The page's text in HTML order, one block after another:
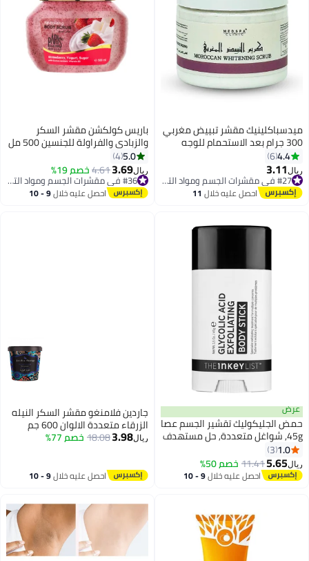
ميدسباكلينيك مقشر تبييض مغربي
300 جرام بعد الاستحمام للوجه
ومستخلصات طبيعية، مقشر، منعم،
مرطب، كولاجين. حزمة السفر
4.4
6
ريال3.11
تم بيع +10 مؤخرًا
احصل عليه خلال 11
باريس كولكشن مقشر السكر
والزبادي والفراولة للجنسين 500 مل
5.0
4
ريال3.69
4.61خصم 19%
تم بيع +20 مؤخرًا
احصل عليه خلال 9 - 10
عرض
حمض الجليكوليك تقشير الجسم عصا
45g, شواغل متعددة, حل مستهدف
واحد, يوفر تقشير عميق, فعالة,
عطر خالية, مناسبة لجميع أنواع
الجلد
1.0
3
ريال5.65
11.41خصم 50%
احصل عليه خلال 9 - 10
جاردين فلامنغو مقشر السكر النيله
الزرقاء متعددة الالوان 600 جم
ريال3.98
18.08خصم 77%
احصل عليه خلال 9 - 10